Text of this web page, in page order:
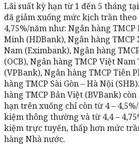
Lãi suất kỳ hạn từ 1 đến 5 tháng
đã giảm xuống mức kịch trần
4,75%/năm như: Ngân hàng
Minh (HDBank), Ngân hàng
Nam (Eximbank), Ngân hàng
(OCB), Ngân hàng TMCP Việt
(VPBank), Ngân hàng TMCP Tiên
hàng TMCP Sài Gòn – Hà Nội
hàng TMCP Bản Việt (BVBank)
hạn trên xuống chỉ còn từ 4 –
kiệm thông thường và từ 4,4 –
kiệm trực tuyến, thấp hơn mức
hàng Nhà nước.